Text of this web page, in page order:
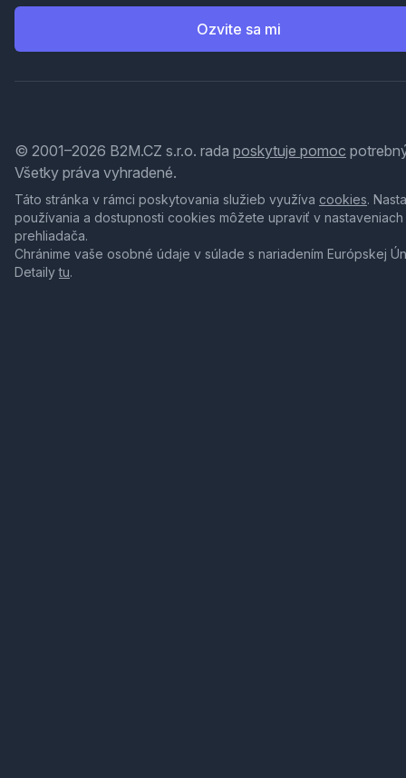
Ozvite sa mi
© 2001–2026 B2M.CZ s.r.o. rada poskytuje pomoc
Všetky práva vyhradené.
Táto stránka v rámci poskytovania služieb využíva cookies.
používania a dostupnosti cookies môžete upraviť v nastaveniach
prehliadača.
Chránime vaše osobné údaje v súlade s nariadením Európskej
Detailytu.